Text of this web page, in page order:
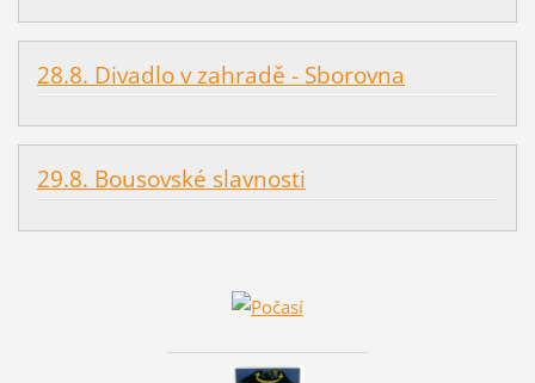
28.8. Divadlo v zahradě - Sborovna
29.8. Bousovské slavnosti